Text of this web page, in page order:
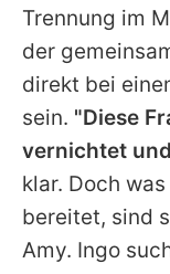
Trennung im
der
direkt bei
sein. "Diese
vernichtet
klar. Doch
bereitet, sind
Amy. Ingo